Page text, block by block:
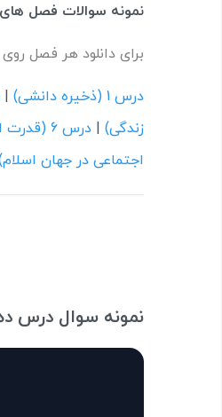
نمونه سوالات فصل
برای دانلود هر فصل
درس 1 (ذخیره دانشی)
زندگی)
درس 6 (قدرت اجتماعی)
اجتماعی در جهان
نمونه سوال درس